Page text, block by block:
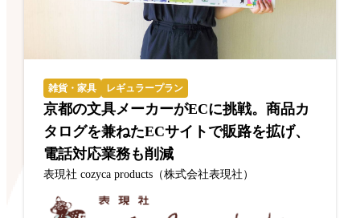
雑貨・家具 レギュラープラン
京都の文具メーカーがECに挑戦。商品カ
タログを兼ねたECサイトで販路を拡げ、
電話対応業務も削減
表現社 cozyca products（株式会社表現社）